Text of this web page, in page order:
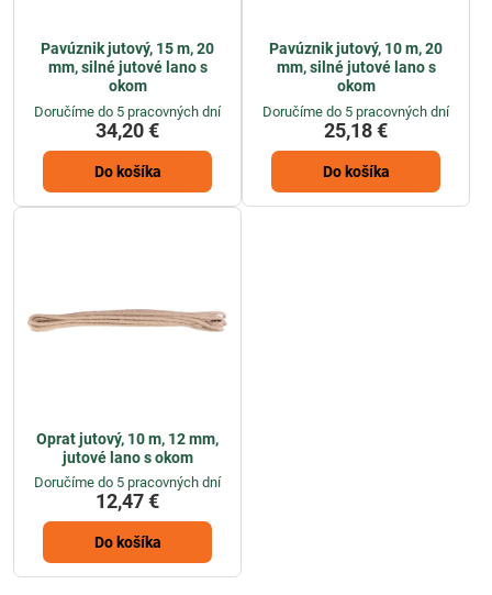
Pavúznik jutový, 15 m, 20
mm, silné jutové lano s
okom
Doručíme do 5 pracovných dní
34,20 €
Do košíka
Pavúznik jutový, 10 m, 20
mm, silné jutové lano s
okom
Doručíme do 5 pracovných dní
25,18 €
Do košíka
Oprat jutový, 10 m, 12 mm,
jutové lano s okom
Doručíme do 5 pracovných dní
12,47 €
Do košíka